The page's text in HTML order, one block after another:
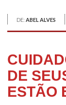
DE: ABEL ALVES
DE
ESTÃO